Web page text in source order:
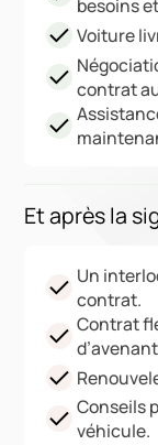
besoins
Voiture
contrat
Et après la
Un
contrat.
Contrat
Conseils
véhicule.